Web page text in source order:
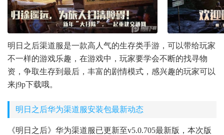
明日之后渠道服是一款高人气的生存类手游，可以带给玩家
不一样的游戏乐趣，在游戏中，玩家要学会不断的找寻物
资，争取生存到最后，丰富的剧情模式，感兴趣的玩家可以
来j9p下载哦。
明日之后华为渠道服安装包最新动态
《明日之后》华为渠道服已更新至v5.0.705最新版，本次版